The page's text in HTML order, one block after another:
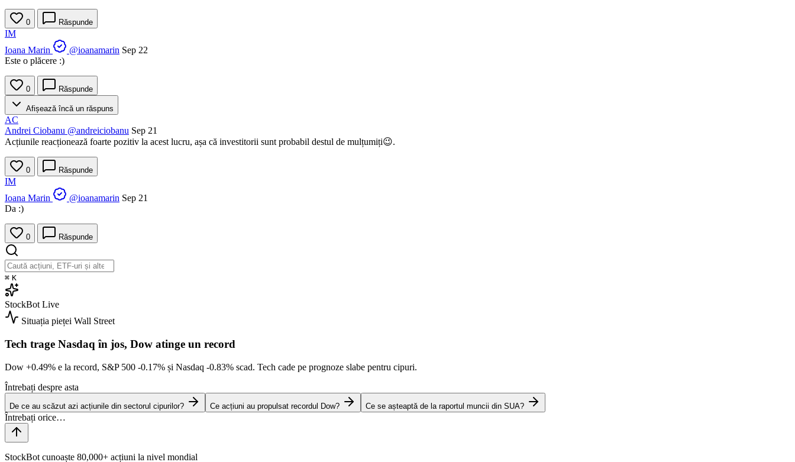
0 Răspunde
IM
Ioana Marin
@ioanamarin Sep 22
Este o plăcere :)
0 Răspunde
Afișează încă un răspuns
AC
Andrei Ciobanu @andreiciobanu Sep 21
Acțiunile reacționează foarte pozitiv la acest lucru, așa că investitorii sunt probabil destul de mulțumiți😉.
0 Răspunde
IM
Ioana Marin
@ioanamarin Sep 21
Da :)
0 Răspunde
⌘ K
StockBot Live
Situația pieței Wall Street
Tech trage Nasdaq în jos, Dow atinge un record
Dow +0.49% e la record, S&P 500 -0.17% și Nasdaq -0.83% scad. Tech cade pe prognoze slabe pentru cipuri.
Întrebați despre asta
De ce au scăzut azi acțiunile din sectorul cipurilor? Ce acțiuni au propulsat recordul Dow? Ce se așteaptă de la raportul muncii din SUA?
StockBot cunoaște 80,000+ acțiuni la nivel mondial